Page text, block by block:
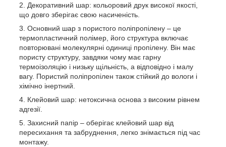
Декоративний шар: кольоровий друк високої якості,
що довго зберігає свою насиченість.
Основний шар з пористого поліпропілену – це
термопластичний полімер, його структура включає
повторювані молекулярні одиниці пропілену. Він має
пористу структуру, завдяки чому має гарну
термоізоляцію і низьку щільність, а відповідно і малу
вагу. Пористий поліпропілен також стійкий до вологи і
хімічно інертний.
Клейовий шар: нетоксична основа з високим рівнем
адгезії.
Захисний папір – оберігає клейовий шар від
пересихання та забруднення, легко знімається під час
монтажу.